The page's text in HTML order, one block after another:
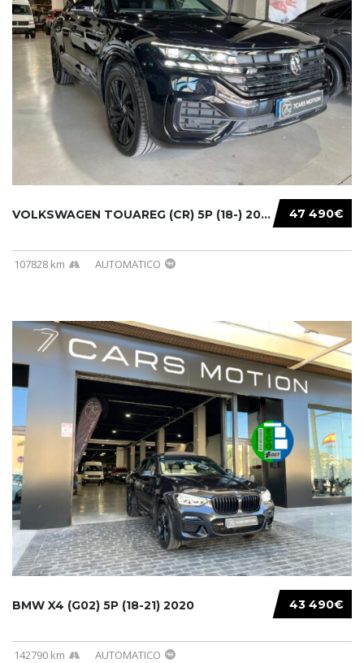
47 490€
VOLKSWAGEN TOUAREG (CR) 5P (18-) 2021...
107828 km AUTOMATICO
43 490€
BMW X4 (G02) 5P (18-21) 2020
142790 km AUTOMATICO